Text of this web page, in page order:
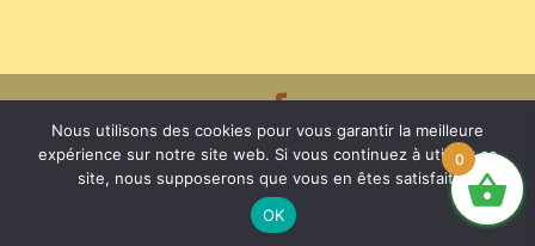
Crédits BARRIEU Véronique - Photos Valentine CHAPUIS /
Gérard NEGRIER / La Ferme des Bouviers- Mentions légales
- Conditions Générales de Vente
0
Nous utilisons des cookies pour vous garantir la meilleure
expérience sur notre site web. Si vous continuez à utiliser ce
site, nous supposerons que vous en êtes satisfait.
OK